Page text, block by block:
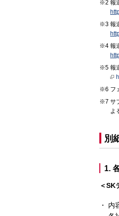
報
報
報
報
フ
サ
よ
別
1.
＜SK
内